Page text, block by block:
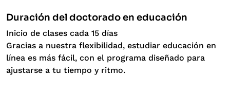
Duración del doctorado en educación
Inicio de clases cada 15 días
Gracias a nuestra flexibilidad, estudiar educación en
línea es más fácil, con el programa diseñado para
ajustarse a tu tiempo y ritmo.